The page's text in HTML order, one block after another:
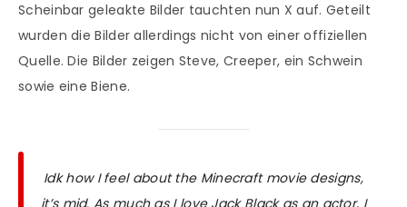
Scheinbar geleakte Bilder tauchten nun X auf. Geteilt
wurden die Bilder allerdings nicht von einer offiziellen
Quelle. Die Bilder zeigen Steve, Creeper, ein Schwein
sowie eine Biene.
Idk how I feel about the Minecraft movie designs,